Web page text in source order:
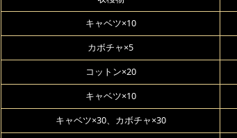
キャベツ×10
カボチャ×5
コットン×20
キャベツ×10
キャベツ×30、カボチャ×30